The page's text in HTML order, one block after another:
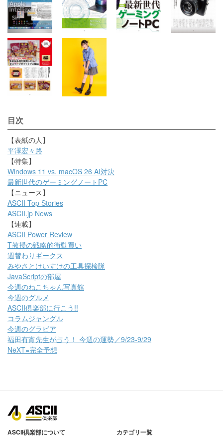
目次
【表紙の人】
平澤宏々路
【特集】
Windows 11 vs. macOS 26 AI対決
最新世代のゲーミングノートPC
【ニュース】
ASCII Top Stories
ASCII.jp News
【連載】
ASCII Power Review
T教授の戦略的衝動買い
週替わりギークス
みやさとけいすけの工具探検隊
JavaScriptの部屋
今週のねこちゃん写真館
今週のグルメ
ASCII倶楽部に行こう!!
コラムジャングル
今週のグラビア
福田有宵先生が占う！ 今週の運勢／9/23-9/29
NeXT=完全予想
ASCII倶楽部について カテゴリ一覧